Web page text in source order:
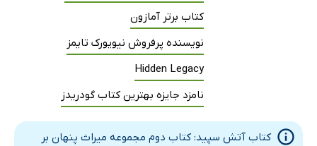
کتاب برتر آمازون
نویسنده پرفروش نیویورک تایمز
Hidden Legacy
نامزد جایزه بهترین کتاب گودریدز
کتاب آتش سپید: کتاب دوم مجموعه‌ میراث پنهان بر